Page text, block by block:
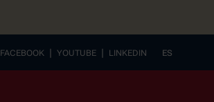
FACEBOOK | YOUTUBE | LINKEDIN
ES